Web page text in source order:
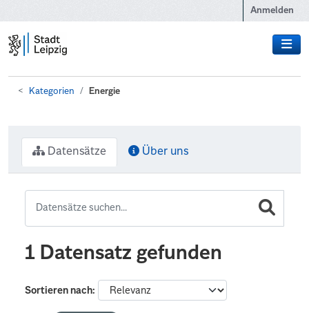
Anmelden
Kategorien Energie
Datensätze Über uns
1 Datensatz gefunden
Sortieren nach